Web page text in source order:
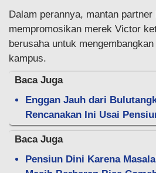
Dalam perannya, mantan partner
mempromosikan merek Victor
berusaha untuk
kampus.
Baca Juga
Enggan Jauh dari
Rencanakan Ini Usai
Baca Juga
Pensiun Dini Karena